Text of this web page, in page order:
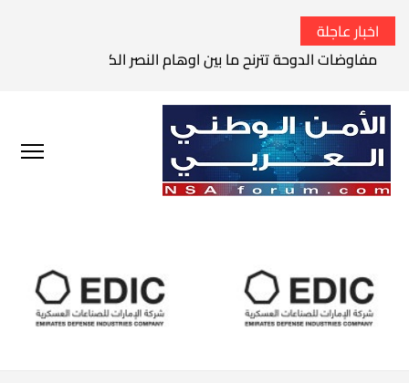
اخبار عاجلة
مفاوضات الدوحة تترنح ما بين اوهام النصر الكامل وواقع